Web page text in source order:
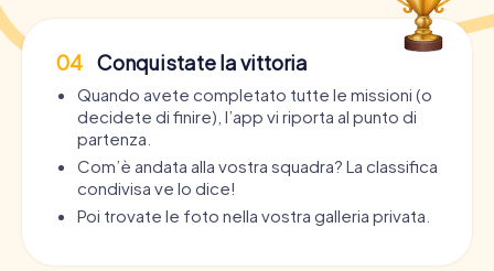
04 Conquistate la vittoria
Quando avete completato tutte le missioni (o
decidete di finire), l’app vi riporta al punto di
partenza.
Com’è andata alla vostra squadra? La classifica
condivisa ve lo dice!
Poi trovate le foto nella vostra galleria privata.